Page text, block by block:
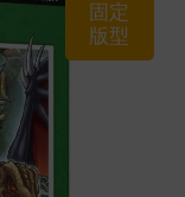
固定
版型